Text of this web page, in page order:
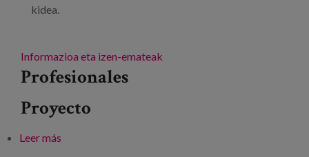
kidea.
Informazioa eta izen-emateak
Profesionales
Proyecto
Leer más